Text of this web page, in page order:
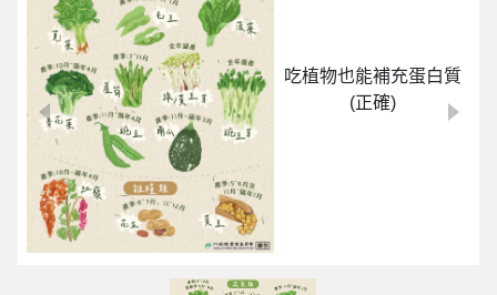
吃植物也能補充蛋白質
(正確)